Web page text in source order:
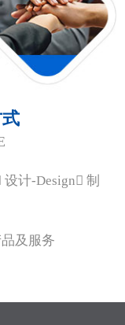
计-Design 制
及服务